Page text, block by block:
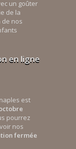
un goûter
de la
de nos
en ligne
est
pourrez
nos
fermée